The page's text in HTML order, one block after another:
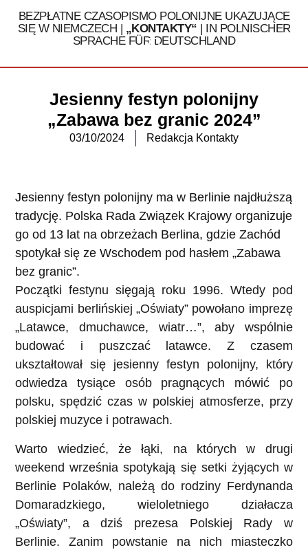
BEZPŁATNE CZASOPISMO POLONIJNE UKAZUJĄCE
SIĘ W NIEMCZECH | „KONTAKTY“ | IN POLNISCHER
SPRACHE FÜR DEUTSCHLAND
Tel. 030 / 324 16 32
Jesienny festyn polonijny
„Zabawa bez granic 2024”
03/10/2024 Redakcja Kontakty
Jesienny festyn polonijny ma w Berlinie najdłuższą
tradycję. Polska Rada Związek Krajowy organizuje
go od 13 lat na obrzeżach Berlina, gdzie Zachód
spotykał się ze Wschodem pod hasłem „Zabawa
bez granic”.
Początki festynu sięgają roku 1996. Wtedy pod
auspicjami berlińskiej „Oświaty” powołano imprezę
„Latawce, dmuchawce, wiatr…”, aby wspólnie
budować i puszczać latawce. Z czasem
ukształtował się jesienny festyn polonijny, który
odwiedza tysiące osób pragnących mówić po
polsku, spędzić czas w polskiej atmosferze, przy
polskiej muzyce i potrawach.
Warto wiedzieć, że łąki, na których w drugi
weekend września spotykają się setki żyjących w
Berlinie Polaków, należą do rodziny Ferdynanda
Domaradzkiego, wieloletniego działacza
„Oświaty”, a dziś prezesa Polskiej Rady w
Berlinie. Zanim powstanie na nich miasteczko